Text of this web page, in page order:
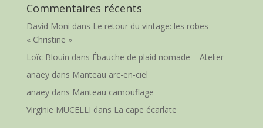
Commentaires récents
David Moni dans Le retour du vintage: les robes
« Christine »
Loïc Blouin dans Ébauche de plaid nomade – Atelier
anaeydans Manteau arc-en-ciel
anaeydans Manteau camouflage
Virginie MUCELLI dans La cape écarlate